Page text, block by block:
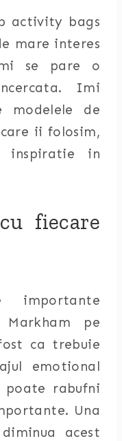
activity bags
mare interes
se pare o
Imi
modelele de
ii folosim,
inspiratie in
fiecare
importante
pe
ca trebuie
emotional
poate rabufni
Una
acest